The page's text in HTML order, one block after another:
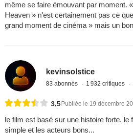
même se faire émouvant par moment.
Heaven » n'est certainement pas ce
grand moment de cinéma » mais un
kevinsolstice
83 abonnés 1 932 critiques
3,5 Publiée le 19 décembre
le film est basé sur une histoire forte, le
simple et les acteurs bons...